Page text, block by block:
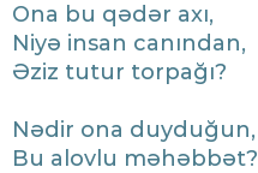
Ona bu qədər axı,
Niyə insan canından,
Əziz tutur torpağı?
​Nədir ona duyduğun,
Bu alovlu məhəbbət?